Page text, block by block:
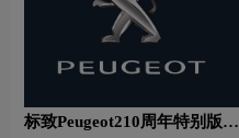
标致Peugeot210周年特别版新